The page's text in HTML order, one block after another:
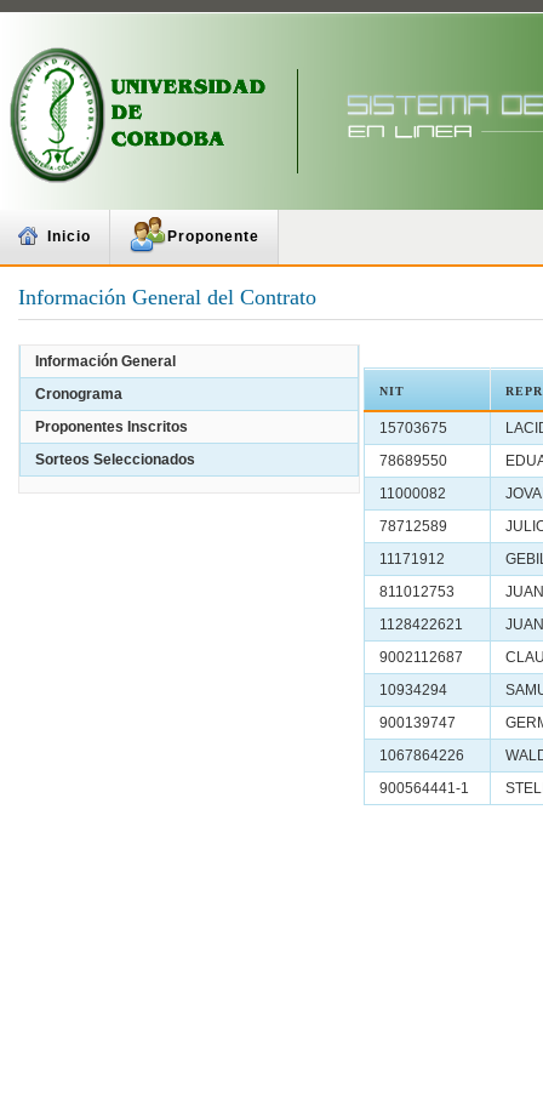
Inicio Proponente
Información General del Contrato
Información General
Cronograma
Proponentes Inscritos
Sorteos Seleccionados
NIT
15703675
78689550
11000082
78712589
11171912
811012753
1128422621
9002112687
10934294
900139747
1067864226
900564441-1